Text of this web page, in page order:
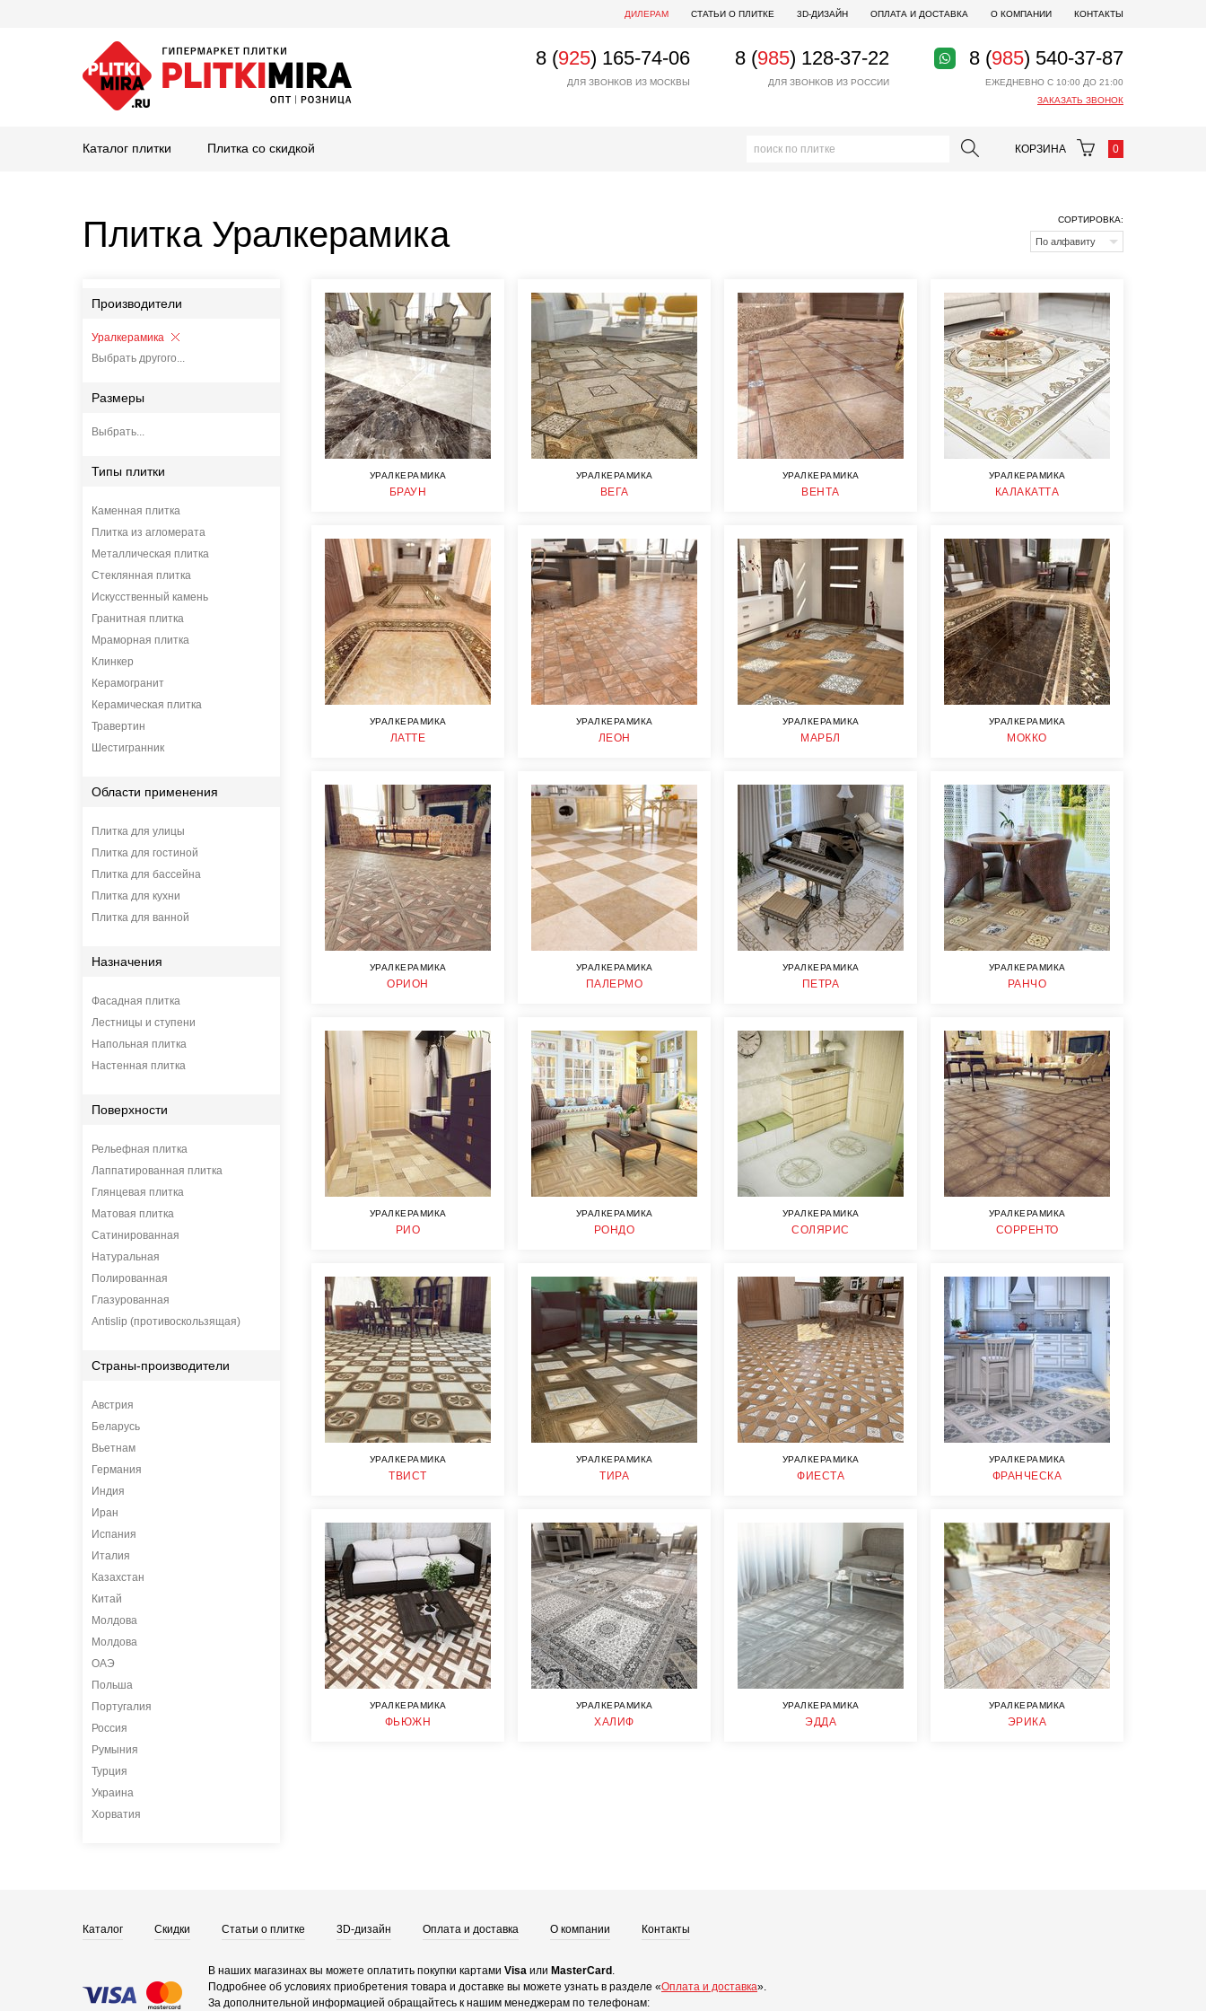
ДИЛЕРАМ СТАТЬИ О ПЛИТКЕ 3D-ДИЗАЙН ОПЛАТА И ДОСТАВКА О КОМПАНИИ КОНТАКТЫ
8 (925) 165-74-06
ДЛЯ ЗВОНКОВ ИЗ МОСКВЫ
8 (985) 128-37-22
ДЛЯ ЗВОНКОВ ИЗ РОССИИ
8 (985) 540-37-87
ЕЖЕДНЕВНО С 10:00 ДО 21:00
ЗАКАЗАТЬ ЗВОНОК
Каталог плитки Плитка со скидкой КОРЗИНА 0
Плитка Уралкерамика СОРТИРОВКА:
По алфавиту
Производители
Уралкерамика
Выбрать другого...
Размеры
Выбрать...
Типы плитки
Каменная плитка
Плитка из агломерата
Металлическая плитка
Стеклянная плитка
Искусственный камень
Гранитная плитка
Мраморная плитка
Клинкер
Керамогранит
Керамическая плитка
Травертин
Шестигранник
Области применения
Плитка для улицы
Плитка для гостиной
Плитка для бассейна
Плитка для кухни
Плитка для ванной
Назначения
Фасадная плитка
Лестницы и ступени
Напольная плитка
Настенная плитка
Поверхности
Рельефная плитка
Лаппатированная плитка
Глянцевая плитка
Матовая плитка
Сатинированная
Натуральная
Полированная
Глазурованная
Antislip (противоскользящая)
Страны-производители
Австрия
Беларусь
Вьетнам
Германия
Индия
Иран
Испания
Италия
Казахстан
Китай
Молдова
Молдова
ОАЭ
Польша
Португалия
Россия
Румыния
Турция
Украина
Хорватия
УРАЛКЕРАМИКА
БРАУН
УРАЛКЕРАМИКА
ВЕГА
УРАЛКЕРАМИКА
ВЕНТА
УРАЛКЕРАМИКА
КАЛАКАТТА
УРАЛКЕРАМИКА
ЛАТТЕ
УРАЛКЕРАМИКА
ЛЕОН
УРАЛКЕРАМИКА
МАРБЛ
УРАЛКЕРАМИКА
МОККО
УРАЛКЕРАМИКА
ОРИОН
УРАЛКЕРАМИКА
ПАЛЕРМО
УРАЛКЕРАМИКА
ПЕТРА
УРАЛКЕРАМИКА
РАНЧО
УРАЛКЕРАМИКА
РИО
УРАЛКЕРАМИКА
РОНДО
УРАЛКЕРАМИКА
СОЛЯРИС
УРАЛКЕРАМИКА
СОРРЕНТО
УРАЛКЕРАМИКА
ТВИСТ
УРАЛКЕРАМИКА
ТИРА
УРАЛКЕРАМИКА
ФИЕСТА
УРАЛКЕРАМИКА
ФРАНЧЕСКА
УРАЛКЕРАМИКА
ФЬЮЖН
УРАЛКЕРАМИКА
ХАЛИФ
УРАЛКЕРАМИКА
ЭДДА
УРАЛКЕРАМИКА
ЭРИКА
Каталог Скидки Статьи о плитке 3D-дизайн Оплата и доставка О компании Контакты
В наших магазинах вы можете оплатить покупки картами Visa или MasterCard .
Подробнее об условиях приобретения товара и доставке вы можете узнать в разделе «Оплата и доставка».
За дополнительной информацией обращайтесь к нашим менеджерам по телефонам: